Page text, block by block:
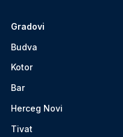
Gradovi
Budva
Kotor
Bar
Herceg Novi
Tivat